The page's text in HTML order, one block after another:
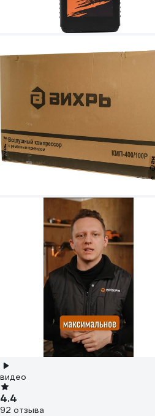
видео
4.4
92 отзыва